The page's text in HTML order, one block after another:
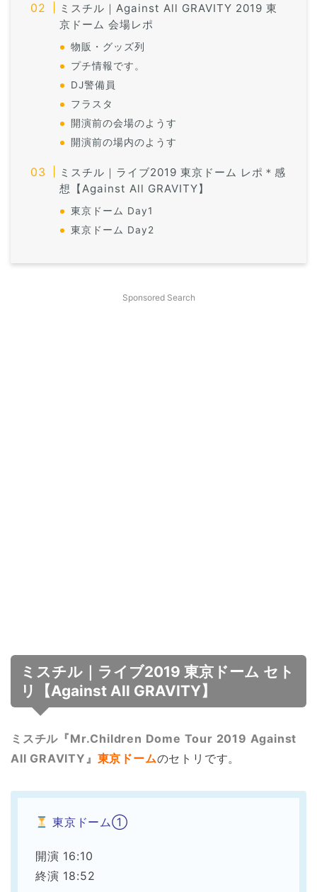
ミスチル｜Against All GRAVITY 2019 東
京ドーム 会場レポ
物販・グッズ列
プチ情報です。
DJ警備員
フラスタ
開演前の会場のようす
開演前の場内のようす
ミスチル｜ライブ2019 東京ドーム レポ＊感
想【Against All GRAVITY】
東京ドーム Day1
東京ドーム Day2
Sponsored Search
ミスチル｜ライブ2019 東京ドーム セト
リ【Against All GRAVITY】
ミスチル『Mr.Children Dome Tour 2019 Against
All GRAVITY』 東京ドームのセトリです。
東京ドーム①
開演 16:10
終演 18:52